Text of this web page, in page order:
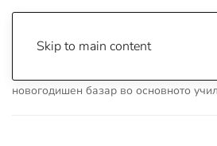
Skip to main content
новогодишен базар во основното